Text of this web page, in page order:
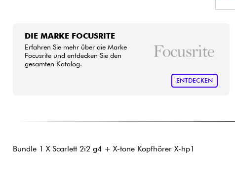
DIE MARKE FOCUSRITE
Erfahren Sie mehr über die Marke
Focusrite und entdecken Sie den
gesamten Katalog.
ENTDECKEN
Bundle 1 X Scarlett 2i2 g4 + X-tone Kopfhörer X-hp1